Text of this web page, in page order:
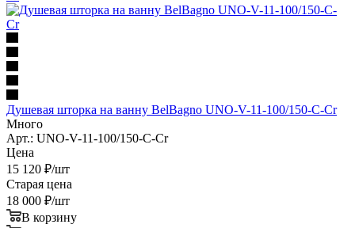
Душевая шторка на ванну BelBagno UNO-V-11-100/150-C-Cr
Много
Арт.: UNO-V-11-100/150-C-Cr
Цена
15 120 ₽/шт
Старая цена
18 000 ₽/шт
В корзину